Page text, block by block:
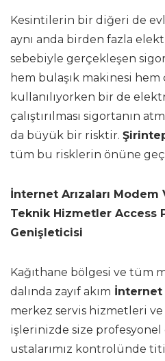
Kesintilerin bir diğeri de
aynı anda birden fazla
sebebiyle gerçekleşen
hem bulaşık makinesi hem
kullanılıyorken bir de
çalıştırılması sigortanın
da büyük bir risktir.
tüm bu risklerin önüne
İnternet Arızaları
Teknik Hizmetler Access
Genişleticisi
Kağıthane bölgesi ve tüm
dalında zayıf akım İnternet
merkez servis hizmetleri
işlerinizde size
ustalarımız kontrolünde